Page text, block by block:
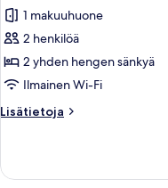
huonetyypin
Standard
Twin
kuvat
1 makuuhuone
2 henkilöä
2 yhden hengen sänkyä
Ilmainen Wi-Fi
Lisätietoja
Lisätietoja